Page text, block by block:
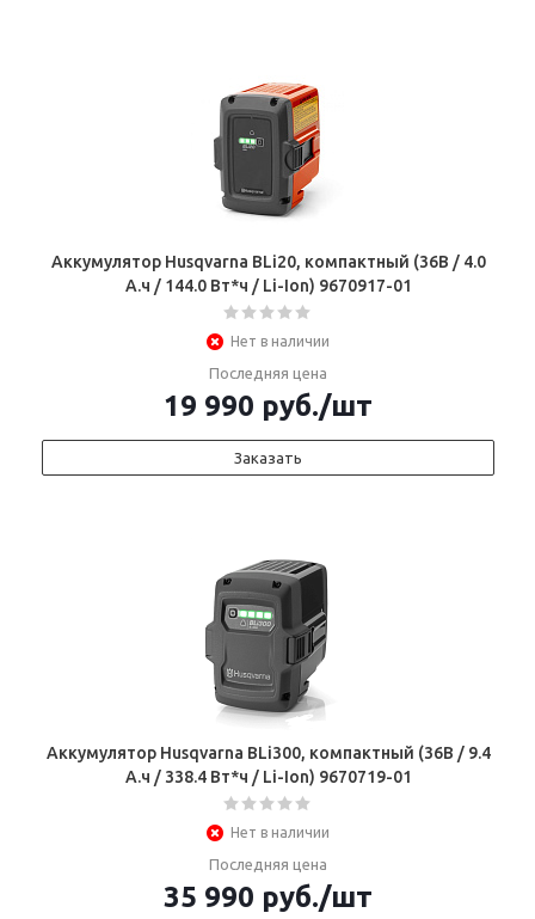
Аккумулятор Husqvarna BLi20, компактный (36В / 4.0
А.ч / 144.0 Вт*ч / Li-Ion) 9670917-01
Нет в наличии
Последняя цена
19 990 руб./шт
Заказать
Аккумулятор Husqvarna BLi300, компактный (36В / 9.4
А.ч / 338.4 Вт*ч / Li-Ion) 9670719-01
Нет в наличии
Последняя цена
35 990 руб./шт